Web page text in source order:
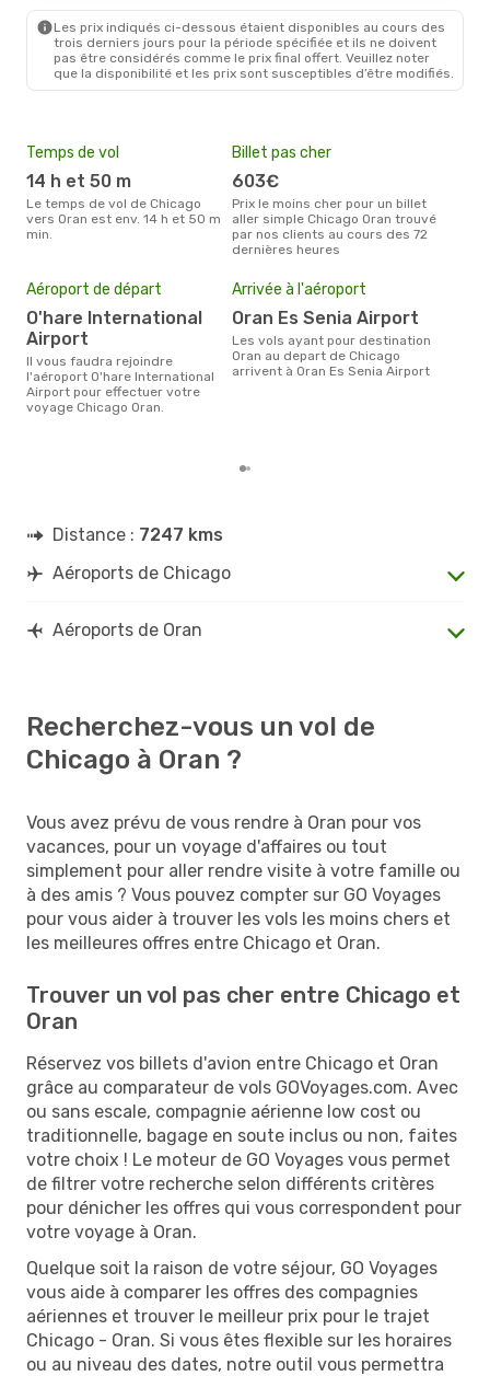
Les prix indiqués ci-dessous étaient disponibles au cours des
trois derniers jours pour la période spécifiée et ils ne doivent
pas être considérés comme le prix final offert. Veuillez noter
que la disponibilité et les prix sont susceptibles d’être modifiés.
Temps de vol
14 h et 50 m
Le temps de vol de Chicago
vers Oran est env. 14 h et 50 m
min.
Billet pas cher
603€
Prix le moins cher pour un billet
aller simple Chicago Oran trouvé
par nos clients au cours des 72
dernières heures
Aéroport de départ
O'hare International
Airport
Il vous faudra rejoindre
l'aéroport O'hare International
Airport pour effectuer votre
voyage Chicago Oran.
Arrivée à l'aéroport
Oran Es Senia Airport
Les vols ayant pour destination
Oran au depart de Chicago
arrivent à Oran Es Senia Airport
Distance : 7247 kms
Aéroports de Chicago
Aéroports de Oran
Recherchez-vous un vol de
Chicago à Oran ?
Vous avez prévu de vous rendre à Oran pour vos
vacances, pour un voyage d'affaires ou tout
simplement pour aller rendre visite à votre famille ou
à des amis ? Vous pouvez compter sur GO Voyages
pour vous aider à trouver les vols les moins chers et
les meilleures offres entre Chicago et Oran.
Trouver un vol pas cher entre Chicago et
Oran
Réservez vos billets d'avion entre Chicago et Oran
grâce au comparateur de vols GOVoyages.com. Avec
ou sans escale, compagnie aérienne low cost ou
traditionnelle, bagage en soute inclus ou non, faites
votre choix ! Le moteur de GO Voyages vous permet
de filtrer votre recherche selon différents critères
pour dénicher les offres qui vous correspondent pour
votre voyage à Oran.
Quelque soit la raison de votre séjour, GO Voyages
vous aide à comparer les offres des compagnies
aériennes et trouver le meilleur prix pour le trajet
Chicago - Oran. Si vous êtes flexible sur les horaires
ou au niveau des dates, notre outil vous permettra